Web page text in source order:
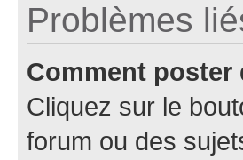
Problèmes
Comment
Cliquez sur le
forum ou des